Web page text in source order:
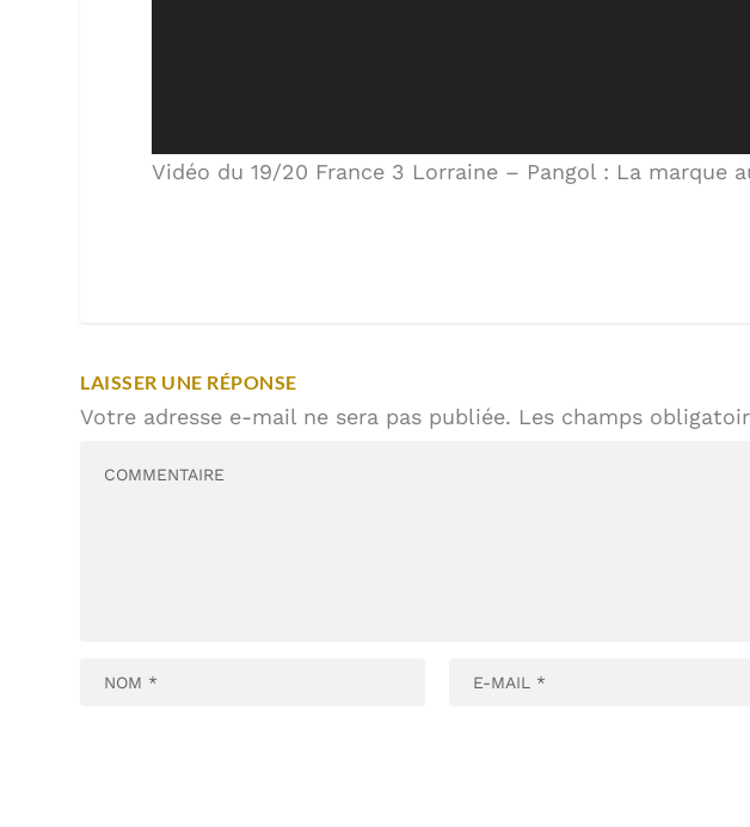
Vidéo du 19/20 France 3 Lorraine – Pangol : La marque
LAISSER UNE RÉPONSE
Votre adresse e-mail ne sera pas publiée. Les champs